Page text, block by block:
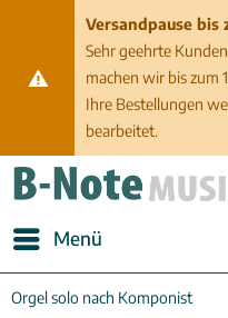
Versandpause bis
Sehr geehrte
machen wir bis zum
Ihre Bestellungen
bearbeitet.
Menü
Orgel solo nach Komponist